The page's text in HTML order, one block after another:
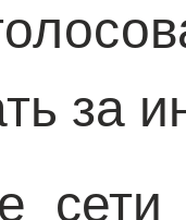
за
сети